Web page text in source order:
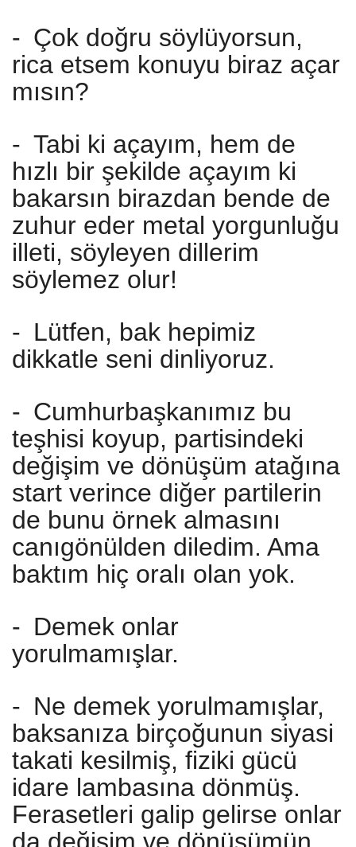
- Çok doğru söylüyorsun,
rica etsem konuyu biraz açar
mısın?
- Tabi ki açayım, hem de
hızlı bir şekilde açayım ki
bakarsın birazdan bende de
zuhur eder metal yorgunluğu
illeti, söyleyen dillerim
söylemez olur!
- Lütfen, bak hepimiz
dikkatle seni dinliyoruz.
- Cumhurbaşkanımız bu
teşhisi koyup, partisindeki
değişim ve dönüşüm atağına
start verince diğer partilerin
de bunu örnek almasını
canıgönülden diledim. Ama
baktım hiç oralı olan yok.
- Demek onlar
yorulmamışlar.
- Ne demek yorulmamışlar,
baksanıza birçoğunun siyasi
takati kesilmiş, fiziki gücü
idare lambasına dönmüş.
Ferasetleri galip gelirse onlar